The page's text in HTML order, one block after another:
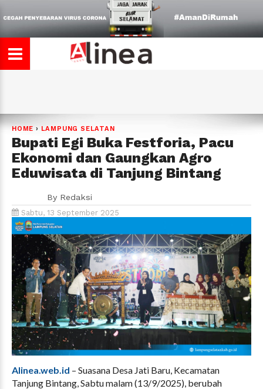
HOME › LAMPUNG SELATAN
Bupati Egi Buka Festforia, Pacu
Ekonomi dan Gaungkan Agro
Eduwisata di Tanjung Bintang
By Redaksi
Sabtu, 13 September 2025
Alinea.web.id – Suasana Desa Jati Baru, Kecamatan
Tanjung Bintang, Sabtu malam (13/9/2025), berubah